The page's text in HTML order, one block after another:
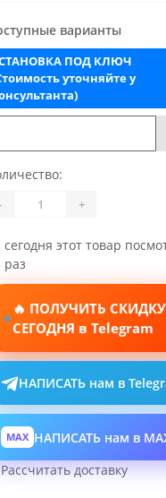
варианты
ПОД КЛЮЧ
уточняйте у
+
сегодня этот товар
раз
🔥 ПОЛУЧИТЬ СКИДКУ
СЕГОДНЯ в Telegram
НАПИСАТЬ нам в
MAX НАПИСАТЬ нам в
Рассчитать доставку